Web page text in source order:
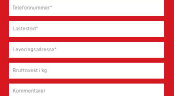
Youtube